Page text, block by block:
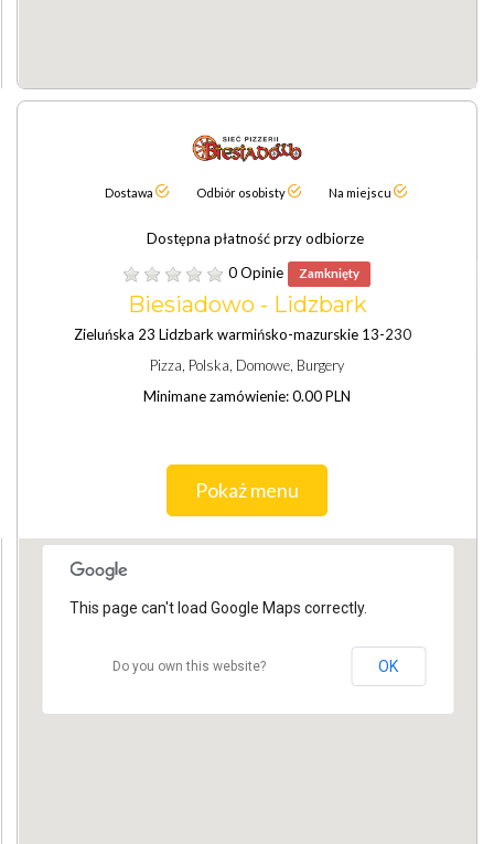
Dostawa Odbiór osobisty Na miejscu
Dostępna płatność przy odbiorze
0 Opinie
Zamknięty
Biesiadowo - Lidzbark
Zieluńska 23 Lidzbark warmińsko-mazurskie 13-230
Pizza, Polska, Domowe, Burgery
Minimane zamówienie: 0.00 PLN
Pokaż menu
This page can't load Google Maps correctly.
Do you own this website? OK